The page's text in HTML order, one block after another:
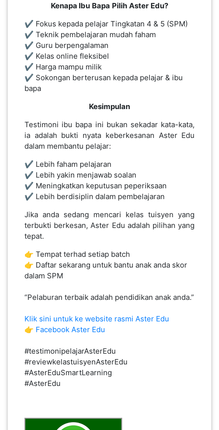
Kenapa Ibu Bapa Pilih Aster Edu?
✔️ Fokus kepada pelajar Tingkatan 4 & 5 (SPM)
✔️ Teknik pembelajaran mudah faham
✔️ Guru berpengalaman
✔️ Kelas online fleksibel
✔️ Harga mampu milik
✔️ Sokongan berterusan kepada pelajar & ibu
bapa
Kesimpulan
​​​​​Testimoni ibu bapa ini bukan sekadar kata-kata,
ia adalah bukti nyata keberkesanan Aster Edu
dalam membantu pelajar:
✔️ Lebih faham pelajaran
✔️ Lebih yakin menjawab soalan
✔️ Meningkatkan keputusan peperiksaan
✔️ Lebih berdisiplin dalam pembelajaran
Jika anda sedang mencari kelas tuisyen yang
terbukti berkesan, Aster Edu adalah pilihan yang
tepat.
👉 Tempat terhad setiap batch
👉 Daftar sekarang untuk bantu anak anda skor
dalam SPM
“Pelaburan terbaik adalah pendidikan anak anda.”
Klik sini untuk ke website rasmi Aster Edu
👉 ​​​ Facebook Aster Edu
#testimonipelajarAsterEdu
#reviewkelastuisyenAsterEdu
#AsterEduSmartLearning
#AsterEdu